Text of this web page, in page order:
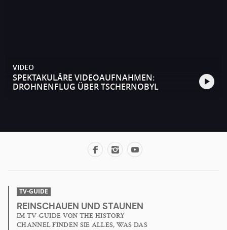
VIDEO
SPEKTAKULÄRE VIDEOAUFNAHMEN:
DROHNENFLUG ÜBER TSCHERNOBYL
TV-GUIDE
REINSCHAUEN UND STAUNEN
IM TV-GUIDE VON THE HISTORY
CHANNEL FINDEN SIE ALLES, WAS DAS